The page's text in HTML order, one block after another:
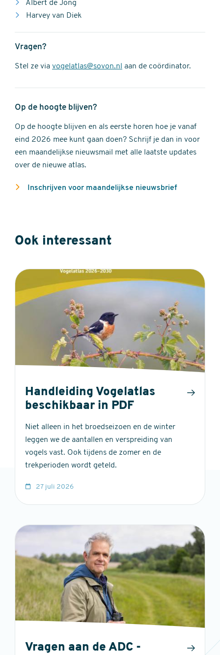
Albert de Jong
Harvey van Diek
Vragen?
Stel ze via vogelatlas@sovon.nl aan de coördinator.
Op de hoogte blijven?
Op de hoogte blijven en als eerste horen hoe je vanaf
eind 2026 mee kunt gaan doen? Schrijf je dan in voor
een maandelijkse nieuwsmail met alle laatste updates
over de nieuwe atlas.
Inschrijven voor maandelijkse nieuwsbrief
Ook interessant
Handleiding Vogelatlas
beschikbaar in PDF
Niet alleen in het broedseizoen en de winter
leggen we de aantallen en verspreiding van
vogels vast. Ook tijdens de zomer en de
trekperioden wordt geteld.
27 juli 2026
Vragen aan de ADC -